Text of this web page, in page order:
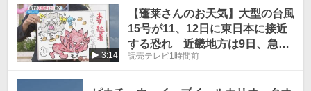
3:14
【蓬莱さんのお天気】大型の台風
15号が11、12日に東日本に接近
する恐れ 近畿地方は9日、急な
雨にご注意を！
読売テレビ1時間前